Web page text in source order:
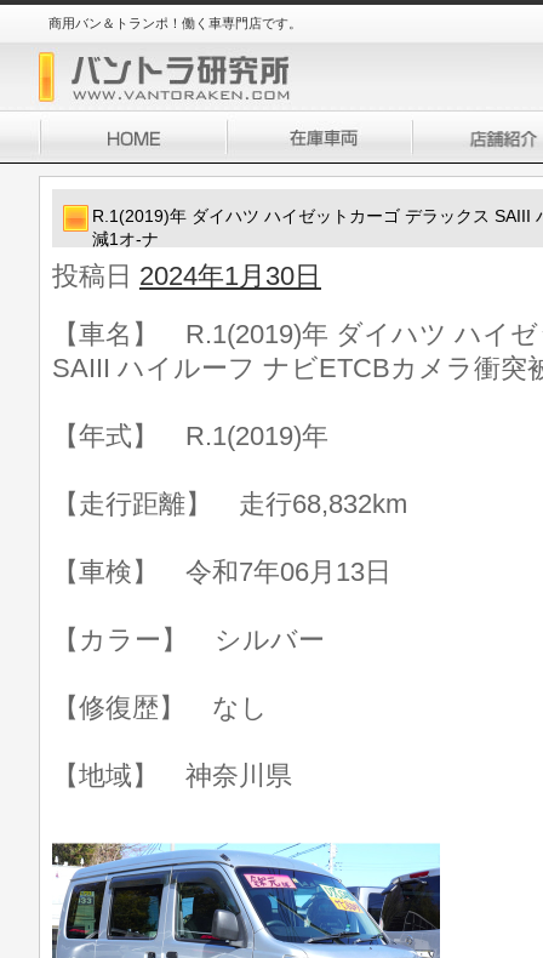
商用バン＆トランポ！働く車専門店です。
R.1(2019)年 ダイハツ ハイゼットカーゴ デラックス SAIII
減1オ-ナ
投稿日 2024年1月30日
【車名】 R.1(2019)年 ダイハツ ハイ
SAIII ハイルーフ ナビETCBカメラ衝突
【年式】 R.1(2019)年
【走行距離】 走行68,832km
【車検】 令和7年06月13日
【カラー】 シルバー
【修復歴】 なし
【地域】 神奈川県